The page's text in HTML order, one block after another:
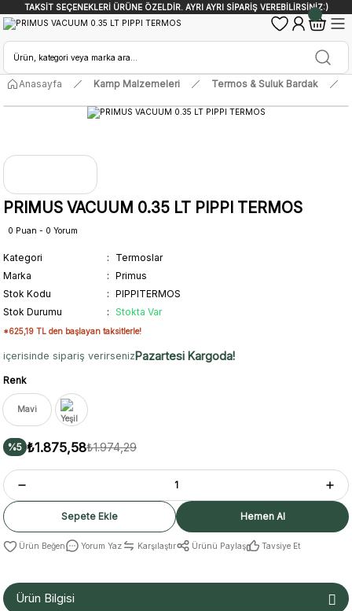
TAKSİT SEÇENEKLERİ ÜRÜNE ÖZELDİR. AYRI AYRI SİPARİŞ VEREBİLİRSİNİZ:)
Anasayfa Kamp Malzemeleri Termos & Suluk Bardak
PRIMUS VACUUM 0.35 LT PIPPI TERMOS
0 Puan - 0 Yorum
Kategori
Termoslar
Marka
Primus
Stok Kodu
PIPPITERMOS
Stok Durumu
Stokta Var
*625,19 TL den başlayan taksitlerle!
içerisinde sipariş verirsenizPazartesi Kargoda!
Renk
Mavi
%5 ₺1.875,58₺1.974,29
Sepete Ekle Hemen Al
Yorum Yaz Karşılaştır Ürünü Paylaş Tavsiye Et
Ürün Bilgisi